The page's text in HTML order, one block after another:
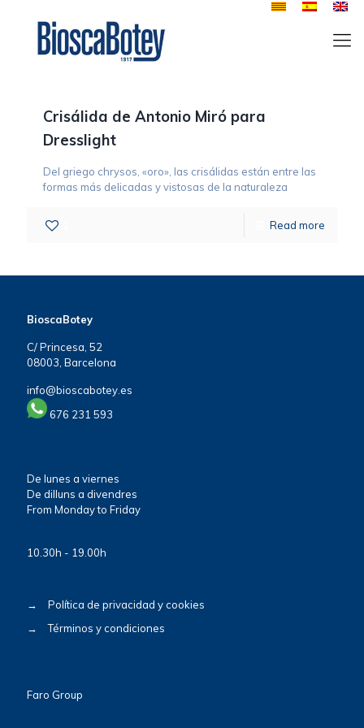
Crisálida de Antonio Miró para
Dresslight
Del griego chrysos, «oro», las crisálidas están entre las
formas más delicadas y vistosas de la naturaleza
Read more
BioscaBotey
C/ Princesa, 52
08003, Barcelona
info@bioscabotey.es
676 231 593
De lunes a viernes
De dilluns a divendres
From Monday to Friday
10.30h - 19.00h
→
Política de privacidad y cookies
→
Términos y condiciones
Faro Group